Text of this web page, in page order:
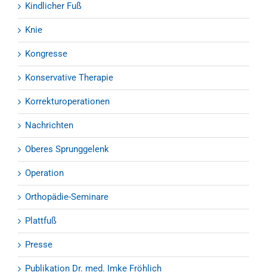
Kindlicher Fuß
Knie
Kongresse
Konservative Therapie
Korrekturoperationen
Nachrichten
Oberes Sprunggelenk
Operation
Orthopädie-Seminare
Plattfuß
Presse
Publikation Dr. med. Imke Fröhlich